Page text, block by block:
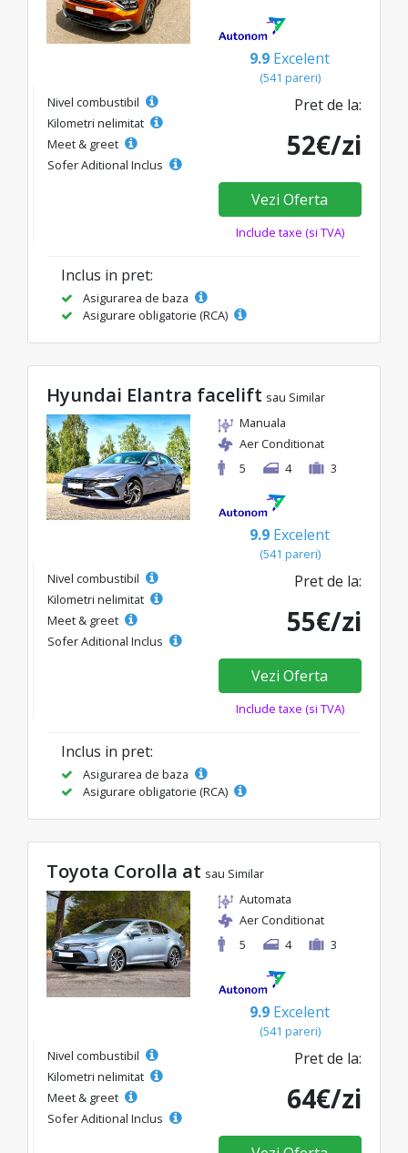
9.9 Excelent
(541 pareri)
Nivel combustibil
Kilometri nelimitat
Meet & greet
Sofer Aditional Inclus
Pret de la:
52€/zi
Vezi Oferta
Include taxe (si TVA)
Inclus in pret:
Asigurarea de baza
Asigurare obligatorie (RCA)
Hyundai Elantra facelift sau Similar
Manuala
Aer Conditionat
5
4 3
9.9 Excelent
(541 pareri)
Nivel combustibil
Kilometri nelimitat
Meet & greet
Sofer Aditional Inclus
Pret de la:
55€/zi
Vezi Oferta
Include taxe (si TVA)
Inclus in pret:
Asigurarea de baza
Asigurare obligatorie (RCA)
Toyota Corolla at sau Similar
Automata
Aer Conditionat
5
4 3
9.9 Excelent
(541 pareri)
Nivel combustibil
Kilometri nelimitat
Meet & greet
Sofer Aditional Inclus
Pret de la:
64€/zi